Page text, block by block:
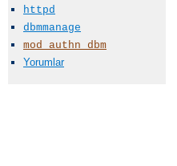
httpd
dbmmanage
mod_authn_dbm
Yorumlar